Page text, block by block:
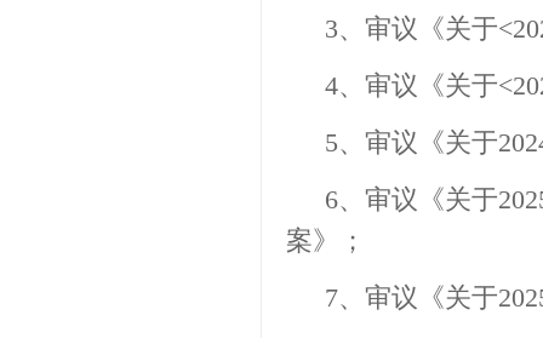
3、审议《关于
4、审议《关于
5、审议《关于202
6、审议《关于202
案》；
7、审议《关于202